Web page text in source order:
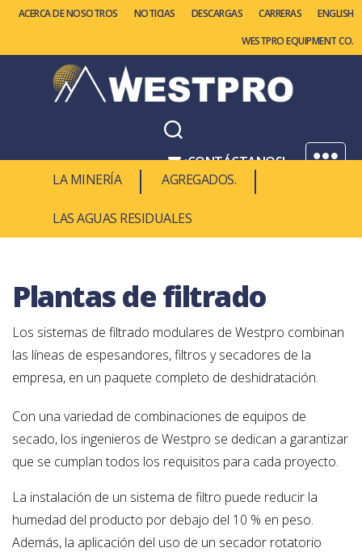
ACERCA DE NOSOTROS NOTICIAS DESCARGAS CARRERAS
ENGLISH
WESTPRO EQUIPMENT CO.
Machinery
¡CONTÁCTANOS!
1.877.937.8776
LA MINERÍA AGREGADOS.
LAS AGUAS RESIDUALES
Plantas de filtrado
Los sistemas de filtrado modulares de Westpro combinan
las líneas de espesandores, filtros y secadores de la
empresa, en un paquete completo de deshidratación.
Con una variedad de combinaciones de equipos de
secado, los ingenieros de Westpro se dedican a garantizar
que se cumplan todos los requisitos para cada proyecto.
La instalación de un sistema de filtro puede reducir la
humedad del producto por debajo del 10 % en peso.
Además, la aplicación del uso de un secador rotatorio